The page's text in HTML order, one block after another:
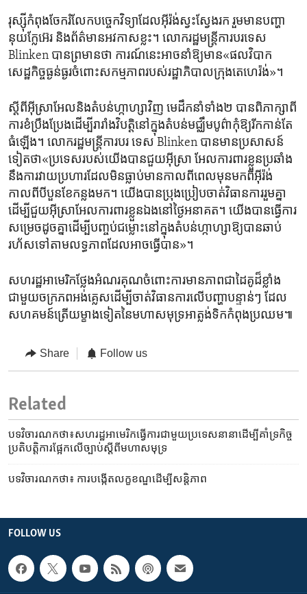
រុស្ស៊ី​កំពុង​ចែករំលែក​បច្ចេកវិទ្យា​ដែល​អ៊ីរ៉ង់​ស្វះស្វែងរក រួមមាន​បញ្ហា​
នុយក្លែអ៊េរ​ និង​ព័ត៌មាន​អវកាស​ខ្លះ។ លោក​រដ្ឋមន្ត្រី​ការបរទេស
Blinken បាន​ព្រមាន​ថា​ ការណ៍​នេះ​អាច​នាំ​ឱ្យ​មាន«ផលវិបាក​
សេដ្ឋកិច្ច​ធ្ងន់ធ្ងរ​ចំពោះ​សកម្មភាព​របស់​រដ្ឋាភិបាល​ក្រុង​តេហេរ៉ង់»។
ស្តីពី​អ៊ីស្រាអែល​និង​តំបន់​ហ្កាហ្សា​វិញ មេដឹកនាំ​ទាំង២ បាន​ពិភាក្សា​ពី​
ការខំប្រឹងប្រែង​ដើម្បី​រារាំង​វិបត្តិ​នៅ​ក្នុង​តំបន់​មជ្ឈឹម​បូព៌ា​កុំ​ឱ្យ​រីក​កាន់តែ​
ធំឡើង។ លោក​រដ្ឋមន្ត្រី​ការបរ ទេស Blinken បាន​មាន​ប្រសាសន៍​
ទៀត​ថា«ប្រទេស​របស់​យើង​បាន​ជួយ​អ៊ីស្រា អែល​ការពារ​ខ្លួន​ប្រឆាំង​
នឹង​ការវាយ​ប្រហារ​ដែល​មិនធ្លាប់​មាន​កាលពីពេលមុន​មកពី​អ៊ីរ៉ង់​
កាលពី​បីបួន​ខែកន្លង​មក។ យើង​បាន​ប្រុងប្រៀប​ចាត់វិធានការ​រួម​គ្នា​
ដើម្បី​ជួយ​អ៊ីស្រាអែល​ការពារ​ខ្លួនឯង​នៅ​ថ្ងៃ​អនាគត។ យើង​បាន​ធ្វើការ
សម្រេច​ដូច​គ្នា​ដើម្បី​បញ្ចប់​ជម្លោះ​នៅ​ក្នុង​តំបន់​ហ្កាហ្សា​ឱ្យ​បាន​ឆាប់​
រហ័ស​ទៅតាម​លទ្ធភាព​ដែល​អាច​ធ្វើ​បាន»។
សហរដ្ឋ​អាមេរិក​ថ្លែងអំណរគុណ​ចំពោះ​ការមាន​ភាព​ជា​ដៃគូ​ដ៏​ខ្លាំង​
ជាមួយ​ចក្រភព​អង់គ្លេសដើម្បី​ចាត់វិធានការលើ​បញ្ហាបន្ទាន់ៗ​ ដែល​
សហគមន៍​ត្រើយ​ម្ខាង​ទៀត​នៃ​មហា​សមុទ្រ​អាត្លង់ទិក​កំពុង​ប្រឈម៕
Share Follow us
Related
បទវិចារណកថា៖សហរដ្ឋ​អាមេរិក​ធ្វើការ​ជាមួយ​ប្រទេស​នានា​ដើម្បី​គាំទ្រ​កិច្ច
ប្រតិបត្តិការ​ផ្អែកលើ​ច្បាប់​ស្តីពី​មហា​សមុទ្រ
បទវិចារណកថា៖ ការបង្កើត​លក្ខខណ្ឌ​ដើម្បី​សន្តិភាព
FOLLOW US